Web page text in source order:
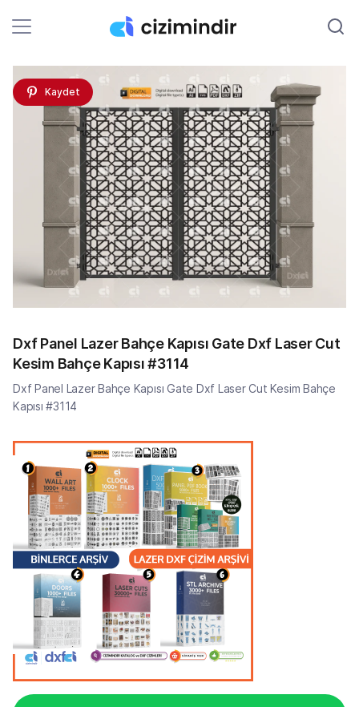
Kaydet
Dxf Panel Lazer Bahçe Kapısı Gate Dxf Laser Cut
Kesim Bahçe Kapısı #3114
Dxf Panel Lazer Bahçe Kapısı Gate Dxf Laser Cut Kesim Bahçe
Kapısı #3114